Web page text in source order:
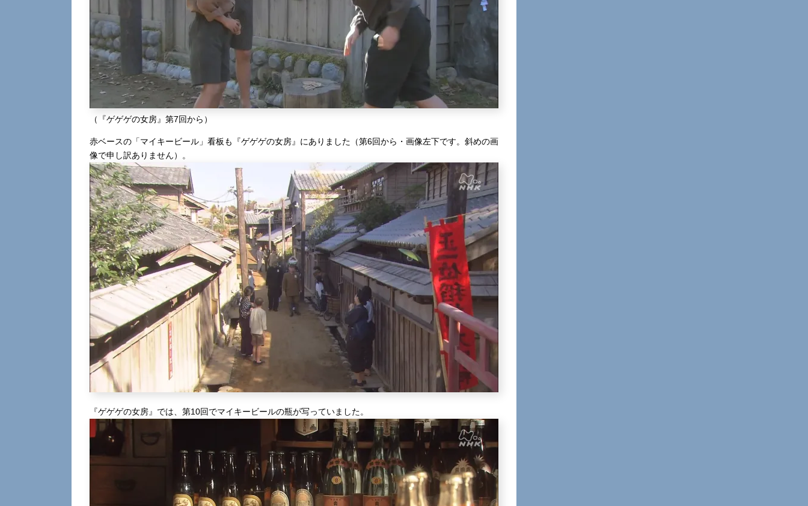
（『ゲゲゲの女房』第7回から）
赤ベースの「マイキービール」看板も『ゲゲゲの女房』にありました（第6回から・画像左下です。斜めの画
像で申し訳ありません）。
『ゲゲゲの女房』では、第10回でマイキービールの瓶が写っていました。